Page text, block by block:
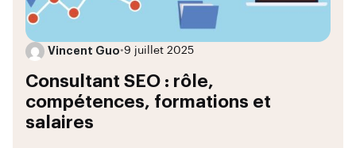
Vincent Guo•9 juillet 2025
Consultant SEO : rôle,
compétences, formations et
salaires